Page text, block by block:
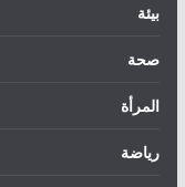
بيئة
صحة
المرأة
رياضة